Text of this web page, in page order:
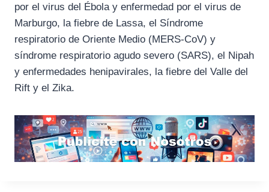
por el virus del Ébola y enfermedad por el virus de
Marburgo, la fiebre de Lassa, el Síndrome
respiratorio de Oriente Medio (MERS-CoV) y
síndrome respiratorio agudo severo (SARS), el Nipah
y enfermedades henipavirales, la fiebre del Valle del
Rift y el Zika.